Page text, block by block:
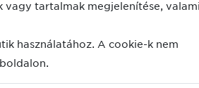
Szupermarketben történt első
teli. Megtiszteltetés volt
számára, látni a vállalkozásokat
az iparági vezetők új
megváltoztatni az üzleti élet
vagy tartalmak megjelenítése,
használatához. A cookie-k nem